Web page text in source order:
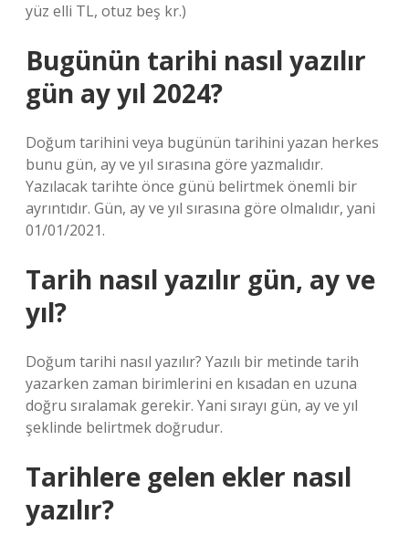
yüz elli TL, otuz beş kr.)
Bugünün tarihi nasıl yazılır
gün ay yıl 2024?
Doğum tarihini veya bugünün tarihini yazan herkes
bunu gün, ay ve yıl sırasına göre yazmalıdır.
Yazılacak tarihte önce günü belirtmek önemli bir
ayrıntıdır. Gün, ay ve yıl sırasına göre olmalıdır, yani
01/01/2021.
Tarih nasıl yazılır gün, ay ve
yıl?
Doğum tarihi nasıl yazılır? Yazılı bir metinde tarih
yazarken zaman birimlerini en kısadan en uzuna
doğru sıralamak gerekir. Yani sırayı gün, ay ve yıl
şeklinde belirtmek doğrudur.
Tarihlere gelen ekler nasıl
yazılır?